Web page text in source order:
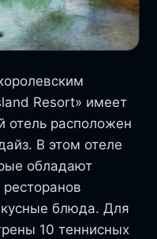
Resort» имеет
отель расположен
В этом отеле
обладают
блюда. Для
10 теннисных